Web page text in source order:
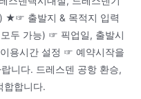
★☞ 출발지 & 목적지 입력
두 가능) ☞ 픽업일, 출발시
용시간 설정 ☞ 예약시작을
니다. 드레스덴 공항 환승,
합합니다.